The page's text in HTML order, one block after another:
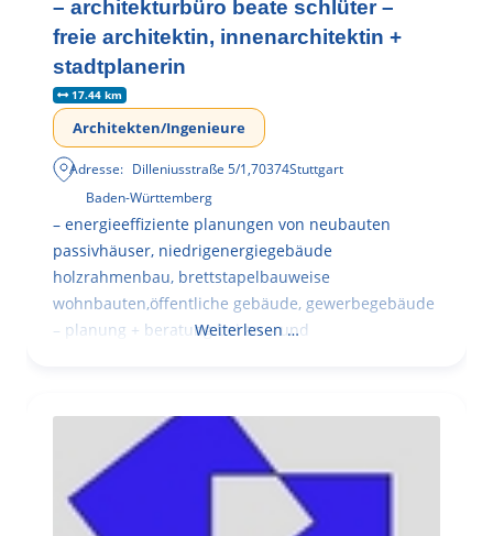
– architekturbüro beate schlüter –
freie architektin, innenarchitektin +
stadtplanerin
17.44 km
Architekten/Ingenieure
Adresse: Dilleniusstraße 5/1,70374Stuttgart
Baden-Württemberg
– energieeffiziente planungen von neubauten
passivhäuser, niedrigenergiegebäude
holzrahmenbau, brettstapelbauweise
wohnbauten,öffentliche gebäude, gewerbegebäude
– planung + beratung bei an – und
Weiterlesen …